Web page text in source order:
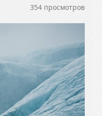
354 просмотров